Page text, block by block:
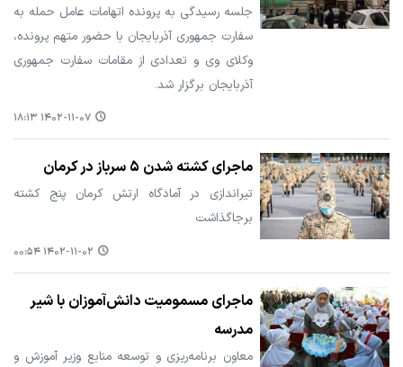
جلسه رسیدگی به پرونده اتهامات عامل حمله به
سفارت جمهوری آذربایجان با حضور متهم پرونده،
وکلای وی و تعدادی از مقامات سفارت جمهوری
آذربایجان برگزار شد.
۱۴۰۲-۱۱-۰۷ ۱۸:۱۳
ماجرای کشته شدن ۵ سرباز در کرمان
تیراندازی در آمادگاه ارتش کرمان پنج کشته
برجاگذاشت
۱۴۰۲-۱۱-۰۲ ۰۰:۵۴
ماجرای مسمومیت دانش‌آموزان با شیر
مدرسه
معاون برنامه‌ریزی و توسعه منابع وزیر آموزش و